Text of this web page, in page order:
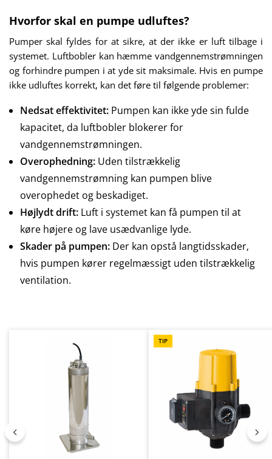
Hvorfor skal en pumpe udluftes?
Pumper skal fyldes for at sikre, at der ikke er luft tilbage i
systemet. Luftbobler kan hæmme vandgennemstrømningen
og forhindre pumpen i at yde sit maksimale. Hvis en pumpe
ikke udluftes korrekt, kan det føre til følgende problemer:
Nedsat effektivitet: Pumpen kan ikke yde sin fulde
kapacitet, da luftbobler blokerer for
vandgennemstrømningen.
Overophedning: Uden tilstrækkelig
vandgennemstrømning kan pumpen blive
overophedet og beskadiget.
Højlydt drift: Luft i systemet kan få pumpen til at
køre højere og lave usædvanlige lyde.
Skader på pumpen: Der kan opstå langtidsskader,
hvis pumpen kører regelmæssigt uden tilstrækkelig
ventilation.
TIP